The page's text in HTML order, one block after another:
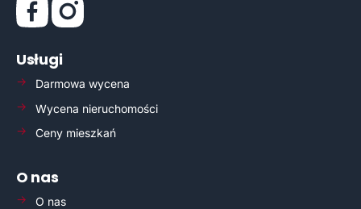
Usługi
Darmowa wycena
Wycena nieruchomości
Ceny mieszkań
O nas
O nas